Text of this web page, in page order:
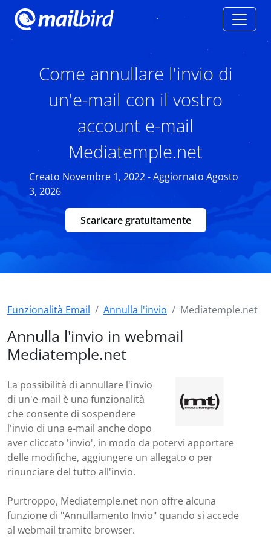
Come annullare l'invio di
un'e-mail con il vostro
account e-mail
Mediatemple.net
Creato Novembre 1, 2022 - Aggiornato Agosto
3, 2026
Scaricare gratuitamente
Funzionalità Email Annulla l'invio Mediatemple.net
Annulla l'invio in webmail
Mediatemple.net
La possibilità di annullare l'invio
di un'e-mail è una funzionalità
che consente di sospendere
l'invio di una e-mail anche dopo
aver cliccato 'invio', in modo da potervi apportare
delle modifiche, aggiungere un allegato o per
rinunciare del tutto all'invio.
Purtroppo, Mediatemple.net non offre alcuna
funzione di "Annullamento Invio" quando si accede
al webmail tramite browser.